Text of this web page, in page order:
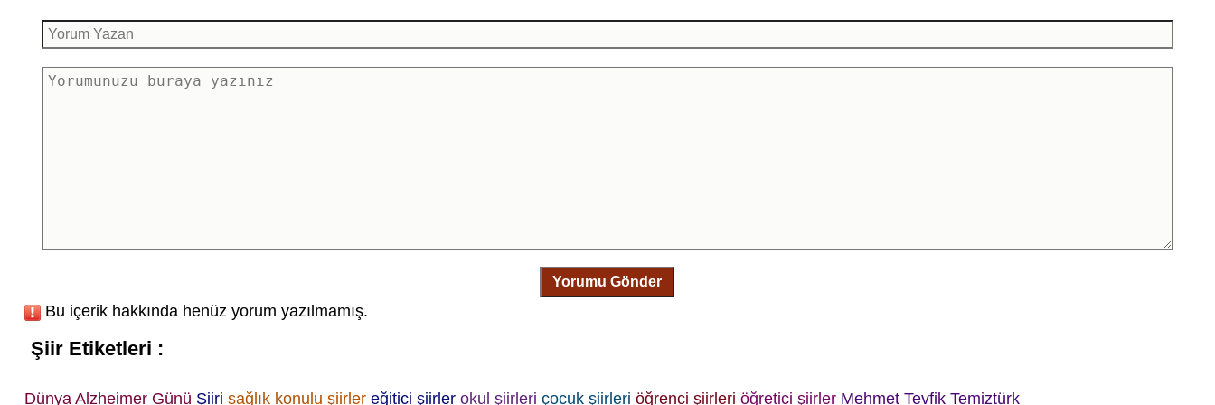
Yorumu Gönder
Bu içerik hakkında henüz yorum yazılmamış.
Şiir Etiketleri :
Dünya Alzheimer Günü Şiiri sağlık konulu şiirler eğitici şiirler okul şiirleri çocuk şiirleri öğrenci şiirleri öğretici şiirler Mehmet Tevfik Temiztürk